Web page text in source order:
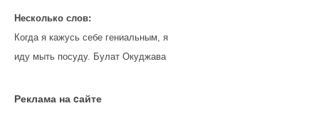
Несколько слов:
Когда я кажусь себе гениальным, я
иду мыть посуду. Булат Окуджава
Реклама на cайте